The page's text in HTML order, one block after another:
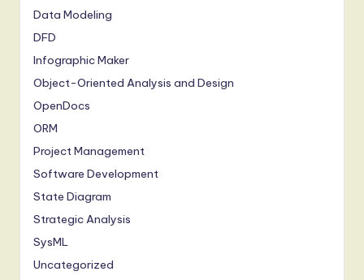
Data Modeling
DFD
Infographic Maker
Object-Oriented Analysis and Design
OpenDocs
ORM
Project Management
Software Development
State Diagram
Strategic Analysis
SysML
Uncategorized